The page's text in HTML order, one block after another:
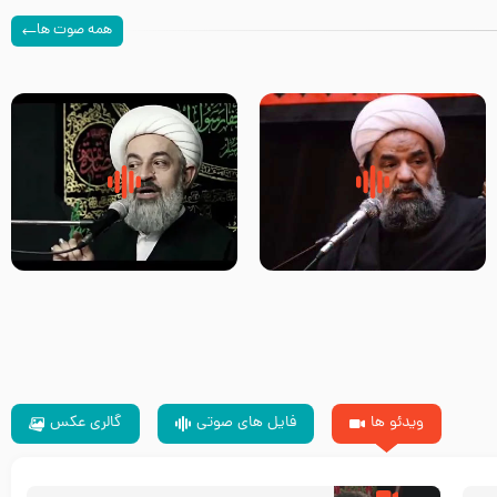
همه صوت ها
سلام جوانی که امام حسین علیه
السلام خودش جوابش را دادند
زیارتی که اسباب رزق زیاد و عمر
طولانی است حجت السلام حسین
ویدئو ها فایل های صوتی گالری عکس